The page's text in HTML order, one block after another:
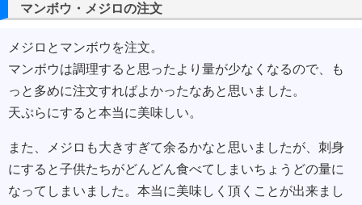
マンボウ・メジロの注文
メジロとマンボウを注文。
マンボウは調理すると思ったより量が少なくなるので、も
っと多めに注文すればよかったなあと思いました。
天ぷらにすると本当に美味しい。
また、メジロも大きすぎて余るかなと思いましたが、刺身
にすると子供たちがどんどん食べてしまいちょうどの量に
なってしまいました。本当に美味しく頂くことが出来まし